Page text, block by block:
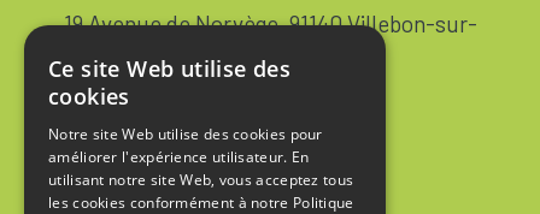
19 Avenue de Norvège, 91140 Villebon-sur-
+33 1 64 53 37 90
Contact
Ce site Web utilise des
cookies
Notre site Web utilise des cookies pour
améliorer l'expérience utilisateur. En
utilisant notre site Web, vous acceptez tous
les cookies conformément à notre Politique